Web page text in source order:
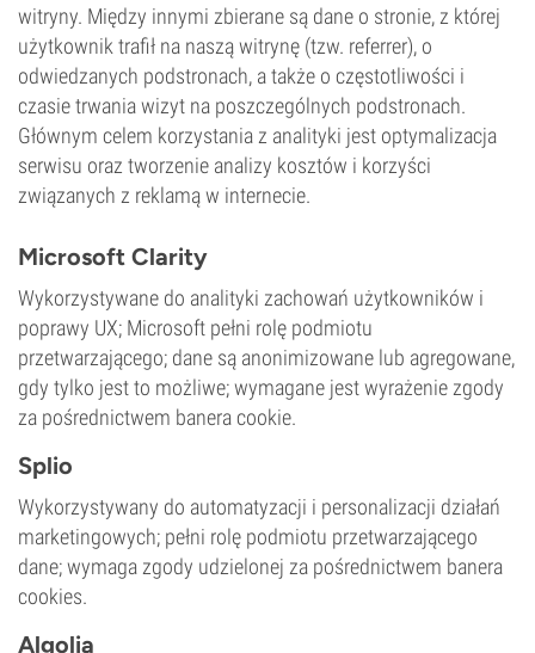
witryny. Między innymi zbierane są dane o stronie, z której
użytkownik trafił na naszą witrynę (tzw. referrer), o
odwiedzanych podstronach, a także o częstotliwości i
czasie trwania wizyt na poszczególnych podstronach.
Głównym celem korzystania z analityki jest optymalizacja
serwisu oraz tworzenie analizy kosztów i korzyści
związanych z reklamą w internecie.
Microsoft Clarity
Wykorzystywane do analityki zachowań użytkowników i
poprawy UX; Microsoft pełni rolę podmiotu
przetwarzającego; dane są anonimizowane lub agregowane,
gdy tylko jest to możliwe; wymagane jest wyrażenie zgody
za pośrednictwem banera cookie.
Splio
Wykorzystywany do automatyzacji i personalizacji działań
marketingowych; pełni rolę podmiotu przetwarzającego
dane; wymaga zgody udzielonej za pośrednictwem banera
cookies.
Algolia